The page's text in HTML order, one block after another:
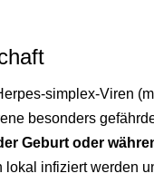
simplex-Viren
besonders
Geburt oder
lokal infiziert werden